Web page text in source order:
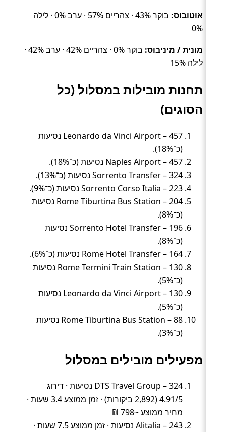
אוטובוס:
בוקר 43% · צהריים 57% · ערב 0% · לילה
0%
מונית / מיניבוס:
בוקר 0% · צהריים 42% · ערב 42% ·
לילה 15%
תחנות מובילות במסלול (כל
הסוגים)
Leonardo da Vinci Airport – 457 נסיעות
(כ־18%).
Naples Airport – 457 נסיעות (כ־18%).
Sorrento Transfer – 324 נסיעות (כ־13%).
Sorrento Corso Italia – 223 נסיעות (כ־9%).
Rome Tiburtina Bus Station – 204 נסיעות
(כ־8%).
Sorrento Hotel Transfer – 196 נסיעות
(כ־8%).
Rome Hotel Transfer – 164 נסיעות (כ־6%).
Rome Termini Train Station – 130 נסיעות
(כ־5%).
Leonardo da Vinci Airport – 130 נסיעות
(כ־5%).
Rome Tiburtina Bus Station – 88 נסיעות
(כ־3%).
מפעילים מובילים במסלול
DTS Travel Group – 324 נסיעות · דירוג
4.91/5 (2,892 ביקורות) · זמן ממוצע 3.4 שעות ·
מחיר ממוצע ~798 ₪
Alitalia – 243 נסיעות · זמן ממוצע 7.5 שעות ·